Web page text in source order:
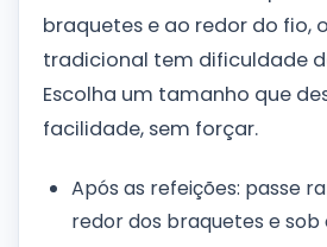
braquetes e ao redor do fio,
tradicional tem dificuldade
Escolha um tamanho que
facilidade, sem forçar.
Após as refeições: passe
redor dos braquetes e sob